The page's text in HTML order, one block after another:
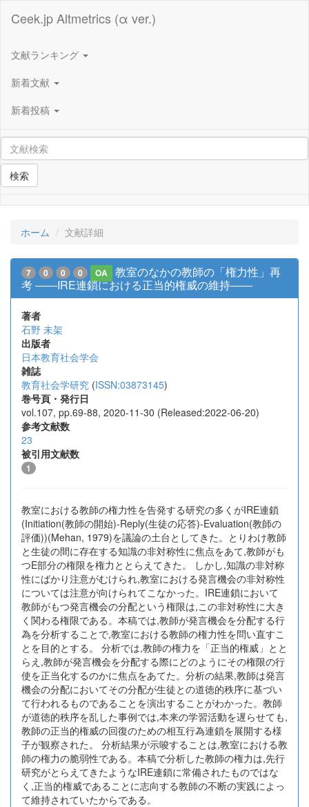
Ceek.jp Altmetrics (α ver.)
文献ランキング
新着文献
新着投稿
検索
ホーム 文献詳細
7 0 0 0 OA
教室のなかの教師の「権力性」再
考 ――IRE連鎖における正当的権威の維持――
著者
石野 未架
出版者
日本教育社会学会
雑誌
教育社会学研究 (ISSN:03873145)
巻号頁・発行日
vol.107, pp.69-88, 2020-11-30 (Released:2022-06-20)
参考文献数
23
被引用文献数
1
教室における教師の権力性を告発する研究の多くがIRE連鎖
(Initiation(教師の開始)-Reply(生徒の応答)-Evaluation(教師の
評価))(Mehan, 1979)を議論の土台としてきた。とりわけ教師
と生徒の間に存在する知識の非対称性に焦点をあて,教師がも
つE部分の権限を権力ととらえてきた。 しかし,知識の非対称
性にばかり注意がむけられ,教室における発言機会の非対称性
については注意が向けられてこなかった。IRE連鎖において
教師がもつ発言機会の分配という権限は,この非対称性に大き
く関わる権限である。本稿では,教師が発言機会を分配する行
為を分析することで,教室における教師の権力性を問い直すこ
とを目的とする。 分析では,教師の権力を「正当的権威」とと
らえ,教師が発言機会を分配する際にどのようにその権限の行
使を正当化するのかに焦点をあてた。分析の結果,教師は発言
機会の分配においてその分配が生徒との道徳的秩序に基づい
て行われるものであることを演出することがわかった。教師
が道徳的秩序を乱した事例では,本来の学習活動を遅らせても,
教師の正当的権威の回復のための相互行為連鎖を展開する様
子が観察された。 分析結果が示唆することは,教室における教
師の権力の脆弱性である。本稿で分析した教師の権力は,先行
研究がとらえてきたようなIRE連鎖に常備されたものではな
く,正当的権威であることに志向する教師の不断の実践によっ
て維持されていたからである。